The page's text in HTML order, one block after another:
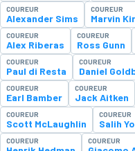
COUREUR
Alexander Sims
COUREUR
Marvin
COUREUR
Alex Riberas
COUREUR
Ross Gunn
COUREUR
Paul di Resta
COUREUR
Daniel
COUREUR
Earl Bamber
COUREUR
Jack Aitken
COUREUR
Scott McLaughlin
COUREUR
Salih
COUREUR COUREUR